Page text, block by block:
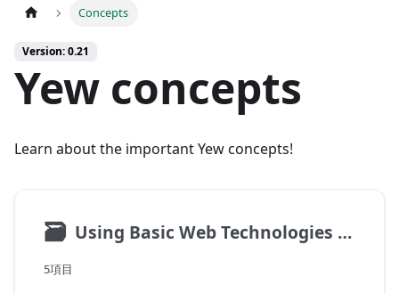
Concepts
Version: 0.21
Yew concepts
Learn about the important Yew concepts!
🗃 Using Basic Web Technologies In Yew
5項目